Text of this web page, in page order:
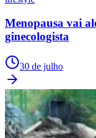
Menopausa vai
ginecologista
30 de julho